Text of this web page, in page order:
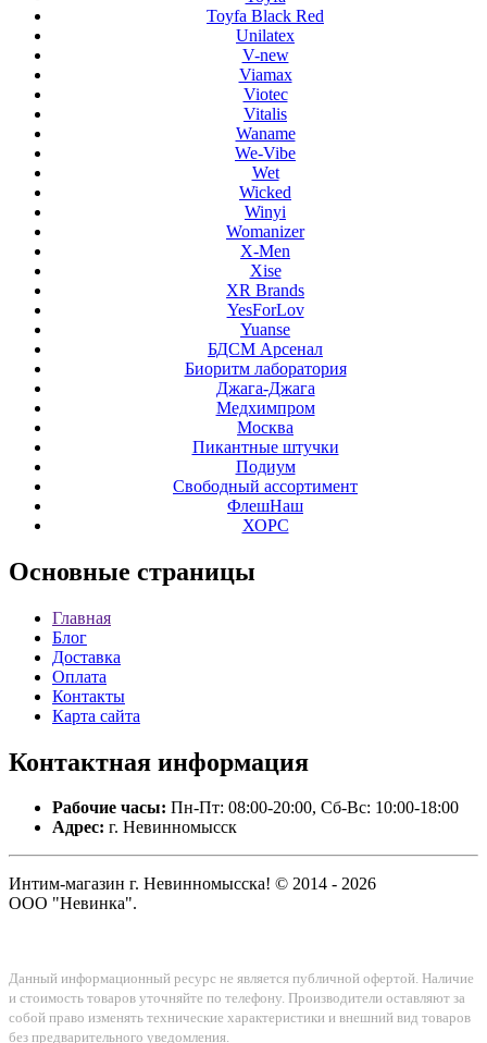
Toyfa Black Red
Unilatex
V-new
Viamax
Viotec
Vitalis
Waname
We-Vibe
Wet
Wicked
Winyi
Womanizer
X-Men
Xise
XR Brands
YesForLov
Yuanse
БДСМ Арсенал
Биоритм лаборатория
Джага-Джага
Медхимпром
Москва
Пикантные штучки
Подиум
Свободный ассортимент
ФлешНаш
ХОРС
Основные страницы
Главная
Блог
Доставка
Оплата
Контакты
Карта сайта
Контактная информация
Рабочие часы: Пн-Пт: 08:00-20:00, Сб-Вс: 10:00-18:00
Адрес: г. Невинномысск
Интим-магазин г. Невинномысска! © 2014 - 2026
ООО "Невинка".
Данный информационный ресурс не является публичной офертой. Наличие
и стоимость товаров уточняйте по телефону. Производители оставляют за
собой право изменять технические характеристики и внешний вид товаров
без предварительного уведомления.